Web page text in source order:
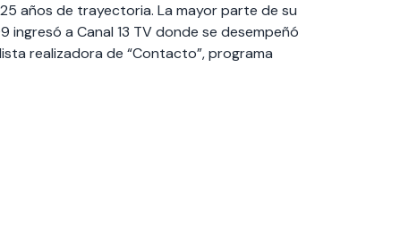
años de trayectoria. La mayor parte de su
ingresó a Canal 13 TV donde se desempeñó
realizadora de “Contacto”, programa